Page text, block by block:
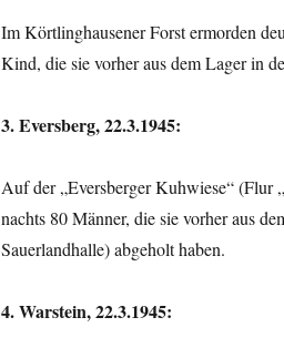
Im Körtlinghausener Forst ermorden
Kind, die sie vorher aus dem Lager in
3. Eversberg, 22.3.1945:
Auf der „Eversberger Kuhwiese“ (Flur
nachts 80 Männer, die sie vorher aus
Sauerlandhalle) abgeholt haben.
4. Warstein, 22.3.1945: